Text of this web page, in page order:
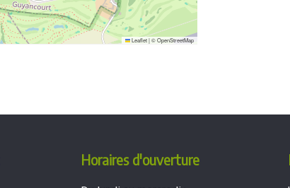
Leaflet|©OpenStreetMap
Horaires d'ouverture